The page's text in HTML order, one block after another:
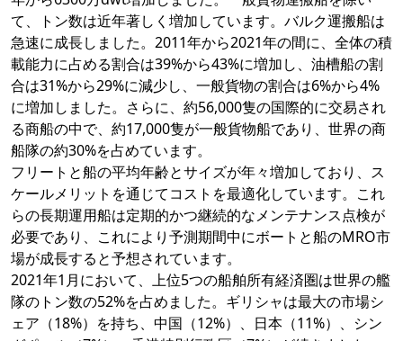
て、トン数は近年著しく増加しています。バルク運搬船は
急速に成長しました。2011年から2021年の間に、全体の積
載能力に占める割合は39%から43%に増加し、油槽船の割
合は31%から29%に減少し、一般貨物の割合は6%から4%
に増加しました。さらに、約56,000隻の国際的に交易され
る商船の中で、約17,000隻が一般貨物船であり、世界の商
船隊の約30%を占めています。
フリートと船の平均年齢とサイズが年々増加しており、ス
ケールメリットを通じてコストを最適化しています。これ
らの長期運用船は定期的かつ継続的なメンテナンス点検が
必要であり、これにより予測期間中にボートと船のMRO市
場が成長すると予想されています。
2021年1月において、上位5つの船舶所有経済圏は世界の艦
隊のトン数の52%を占めました。ギリシャは最大の市場シ
ェア（18%）を持ち、中国（12%）、日本（11%）、シン